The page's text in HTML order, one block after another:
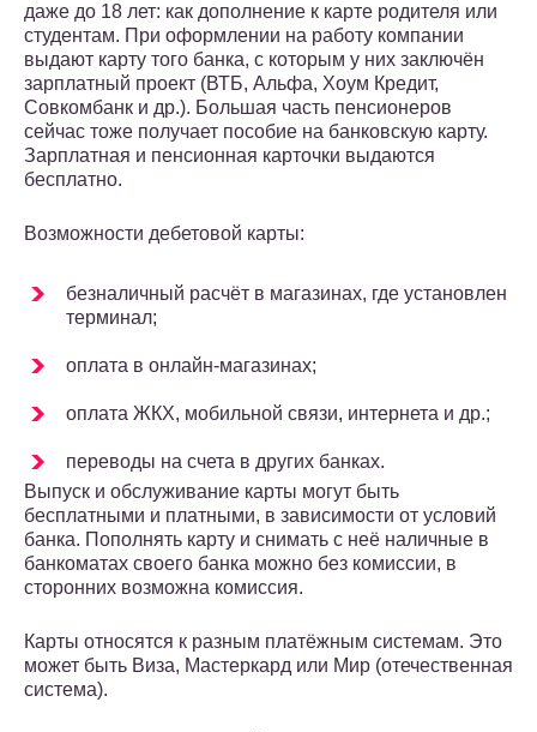
даже до 18 лет: как дополнение к карте родителя или
студентам. При оформлении на работу компании
выдают карту того банка, с которым у них заключён
зарплатный проект (ВТБ, Альфа, Хоум Кредит,
Совкомбанк и др.). Большая часть пенсионеров
сейчас тоже получает пособие на банковскую карту.
Зарплатная и пенсионная карточки выдаются
бесплатно.
Возможности дебетовой карты:
безналичный расчёт в магазинах, где установлен
терминал;
оплата в онлайн-магазинах;
оплата ЖКХ, мобильной связи, интернета и др.;
переводы на счета в других банках.
Выпуск и обслуживание карты могут быть
бесплатными и платными, в зависимости от условий
банка. Пополнять карту и снимать с неё наличные в
банкоматах своего банка можно без комиссии, в
сторонних возможна комиссия.
Карты относятся к разным платёжным системам. Это
может быть Виза, Мастеркард или Мир (отечественная
система).